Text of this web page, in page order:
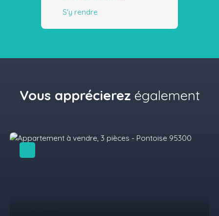
S'y rendre
Vous apprécierez également